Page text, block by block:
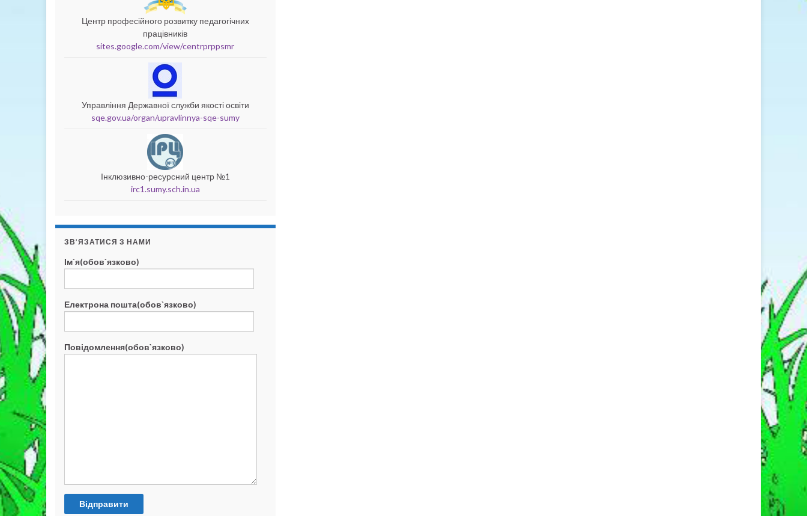
Центр професійного розвитку педагогічних
працівників
sites.google.com/view/centrprppsmr
Управління Державної служби якості освіти
sqe.gov.ua/organ/upravlinnya-sqe-sumy
Інклюзивно-ресурсний центр №1
irc1.sumy.sch.in.ua
ЗВ’ЯЗАТИСЯ З НАМИ
Ім`я(обов`язково)
Електрона пошта(обов`язково)
Повідомлення(обов`язково)